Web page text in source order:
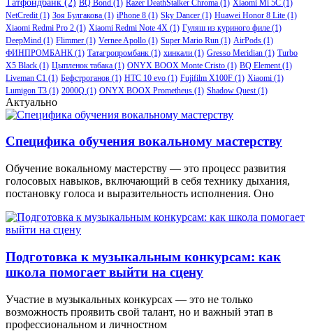
BQ Bond (1) Razer DeathStalker Chroma (1) Xiaomi Mi 5C (1)
NetCredit (1) Зоя Булгакова (1) iPhone 8 (1) Sky Dancer (1) Huawei Honor 8 Lite (1)
Xiaomi Redmi Pro 2 (1) Xiaomi Redmi Note 4X (1) Гуляш из куриного филе (1)
DeepMind (1) Flimmer (1) Vernee Apollo (1) Super Mario Run (1) AirPods (1)
ФИНПРОМБАНК (1) Татагропромбанк (1) хинкали (1) Gresso Meridian (1) Turbo
X5 Black (1) Цыпленок табака (1) ONYX BOOX Monte Cristo (1) BQ Element (1)
Liveman C1 (1) Бефстроганов (1) HTC 10 evo (1) Fujifilm X100F (1) Xiaomi (1)
Lumigon T3 (1) 2000Q (1) ONYX BOOX Prometheus (1) Shadow Quest (1)
Актуально
Специфика обучения вокальному мастерству
Обучение вокальному мастерству — это процесс развития
голосовых навыков, включающий в себя технику дыхания,
постановку голоса и выразительность исполнения. Оно
Подготовка к музыкальным конкурсам: как
школа помогает выйти на сцену
Участие в музыкальных конкурсах — это не только
возможность проявить свой талант, но и важный этап в
профессиональном и личностном